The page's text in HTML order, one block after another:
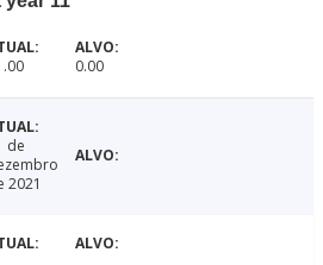
0.00
de
2021